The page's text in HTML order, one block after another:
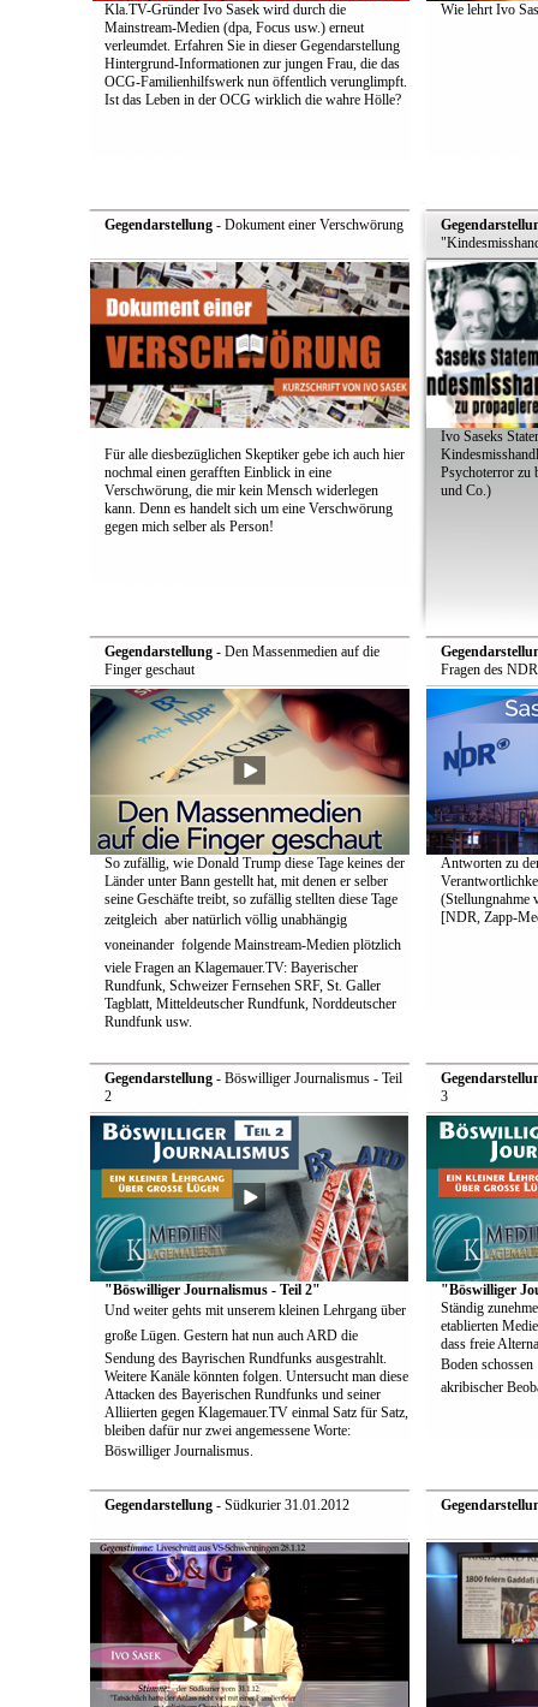
Kla.TV-Gründer Ivo Sasek wird durch die
Mainstream-Medien (dpa, Focus usw.) erneut
verleumdet. Erfahren Sie in dieser Gegendarstellung
Hintergrund-Informationen zur jungen Frau, die das
OCG-Familienhilfswerk nun öffentlich verunglimpft.
Ist das Leben in der OCG wirklich die wahre Hölle?
Wie lehrt Ivo
Gegendarstellung- Dokument einer Verschwörung
Für alle diesbezüglichen Skeptiker gebe ich auch hier
nochmal einen gerafften Einblick in eine
Verschwörung, die mir kein Mensch widerlegen
kann. Denn es handelt sich um eine Verschwörung
gegen mich selber als Person!
Ivo Saseks
Psychoterror zu
und Co.)
Gegendarstellung- Den Massenmedien auf die
Finger geschaut
So zufällig, wie Donald Trump diese Tage keines der
Länder unter Bann gestellt hat, mit denen er selber
seine Geschäfte treibt, so zufällig stellten diese Tage
zeitgleich  aber natürlich völlig unabhängig
voneinander  folgende Mainstream-Medien plötzlich
viele Fragen an Klagemauer.TV: Bayerischer
Rundfunk, Schweizer Fernsehen SRF, St. Galler
Tagblatt, Mitteldeutscher Rundfunk, Norddeutscher
Rundfunk usw.
Fragen des
Antworten zu
(Stellungnahme
[NDR, Zapp-
Gegendarstellung- Böswilliger Journalismus - Teil
2
"Böswilliger Journalismus - Teil 2"
Und weiter gehts mit unserem kleinen Lehrgang über
große Lügen. Gestern hat nun auch ARD die
Sendung des Bayrischen Rundfunks ausgestrahlt.
Weitere Kanäle könnten folgen. Untersucht man diese
Attacken des Bayerischen Rundfunks und seiner
Alliierten gegen Klagemauer.TV einmal Satz für Satz,
bleiben dafür nur zwei angemessene Worte:
Böswilliger Journalismus.
3
"Böswilliger
Ständig
etablierten
dass freie
Boden schossen
akribischer
Gegendarstellung- Südkurier 31.01.2012